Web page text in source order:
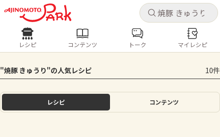
キャ
ログインするとレシピを保存できます
ログイン
ホーム
キャ
レシピ コンテンツ
人気の食材・レシピ
きゅうり なす トマト とうもろこし
ピーマン
レシピ コンテンツ トーク マイレシピ
"焼豚 きゅうり"の人気レシピ 10件
レシピ コンテンツ